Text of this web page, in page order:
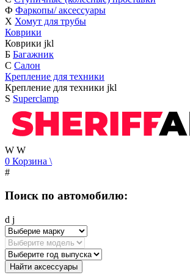
Ф Фаркопы/ аксессуары
Х Хомут для трубы
Коврики
Коврики jkl
Б Багажник
С Салон
Крепление для техники
Крепление для техники jkl
S Superclamp
W W
0 Корзина \
#
Поиск по автомобилю:
d j
Найти аксессуары